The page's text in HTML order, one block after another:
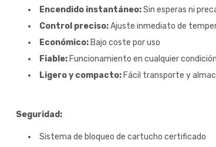
Encendido instantáneo:Sin esperas ni
Control preciso:Ajuste inmediato de
Económico: Bajo coste por uso
Fiable: Funcionamiento en cualquier
Ligero y compacto: Fácil transporte y
Seguridad:
Sistema de bloqueo de cartucho certificado